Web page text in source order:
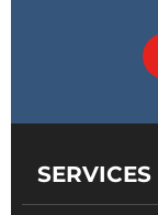
SERVICES